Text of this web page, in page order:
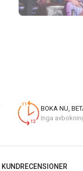
BOKA NU,
Inga
KUNDRECENSIONER